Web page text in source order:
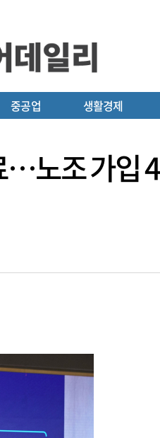
중공업 생활경제
…노조 가입